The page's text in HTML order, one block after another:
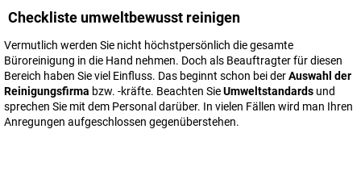
Checkliste umweltbewusst reinigen
Vermutlich werden Sie nicht höchstpersönlich die gesamte
Büroreinigung in die Hand nehmen. Doch als Beauftragter für diesen
Bereich haben Sie viel Einfluss. Das beginnt schon bei derAuswahl der
Reinigungsfirma bzw. -kräfte. Beachten SieUmweltstandards und
sprechen Sie mit dem Personal darüber. In vielen Fällen wird man Ihren
Anregungen aufgeschlossen gegenüberstehen.